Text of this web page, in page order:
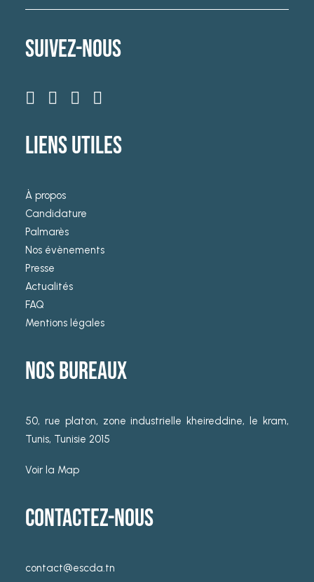
SUIVEZ-NOUS
LIENS UTILES
À propos
Candidature
Palmarès
Nos évènements
Presse
Actualités
FAQ
Mentions légales
NOS BUREAUX
50, rue platon, zone industrielle kheireddine, le kram,
Tunis, Tunisie 2015
Voir la Map
CONTACTEZ-NOUS
contact@escda.tn